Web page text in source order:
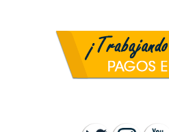
SANTA ROSA